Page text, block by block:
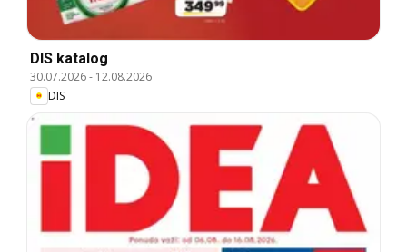
DIS katalog
30.07.2026- 12.08.2026
DIS